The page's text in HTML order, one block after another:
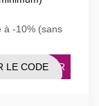
à -10% (sans
MMER
LE CODE